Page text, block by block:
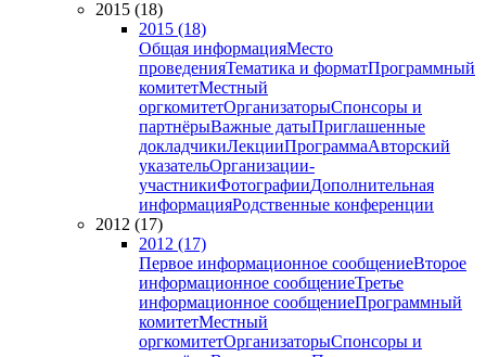
2015 (18)
2015 (18)
Общая информацияМесто
проведенияТематика и форматПрограммный
комитетМестный
оргкомитетОрганизаторыСпонсоры и
партнёрыВажные датыПриглашенные
докладчикиЛекцииПрограммаАвторский
указательОрганизации-
участникиФотографииДополнительная
информацияРодственные конференции
2012 (17)
2012 (17)
Первое информационное сообщениеВторое
информационное сообщениеТретье
информационное сообщениеПрограммный
комитетМестный
оргкомитетОрганизаторыСпонсоры и